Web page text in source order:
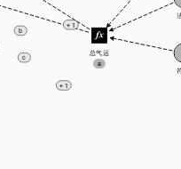
a
总气运
b
c
+ 1
+ 1